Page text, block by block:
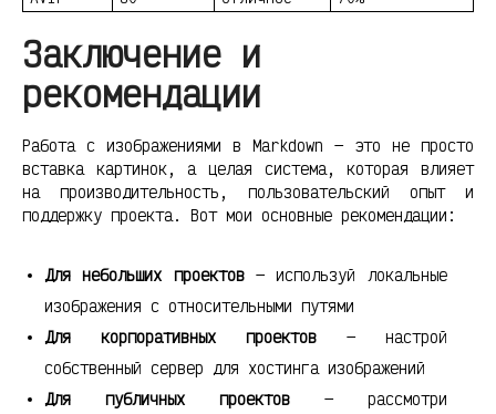
Заключение и
рекомендации
Работа с изображениями в Markdown — это не просто
вставка картинок, а целая система, которая влияет
на производительность, пользовательский опыт и
поддержку проекта. Вот мои основные рекомендации:
Для небольших проектов— используй локальные
изображения с относительными путями
Для корпоративных проектов— настрой
собственный сервер для хостинга изображений
Для публичных проектов— рассмотри